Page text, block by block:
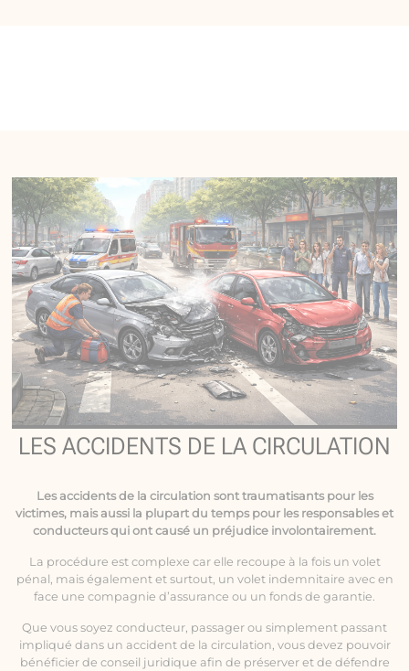
LES ACCIDENTS DE LA CIRCULATION
Les accidents de la circulation sont traumatisants pour les
victimes, mais aussi la plupart du temps pour les responsables et
conducteurs qui ont causé un préjudice involontairement.
La procédure est complexe car elle recoupe à la fois un volet
pénal, mais également et surtout, un volet indemnitaire avec en
face une compagnie d’assurance ou un fonds de garantie.
Que vous soyez conducteur, passager ou simplement passant
impliqué dans un accident de la circulation, vous devez pouvoir
bénéficier de conseil juridique afin de préserver et de défendre